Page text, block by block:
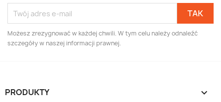
Możesz zrezygnować w każdej chwili. W tym celu należy odnaleźć
szczegóły w naszej informacji prawnej.
PRODUKTY 